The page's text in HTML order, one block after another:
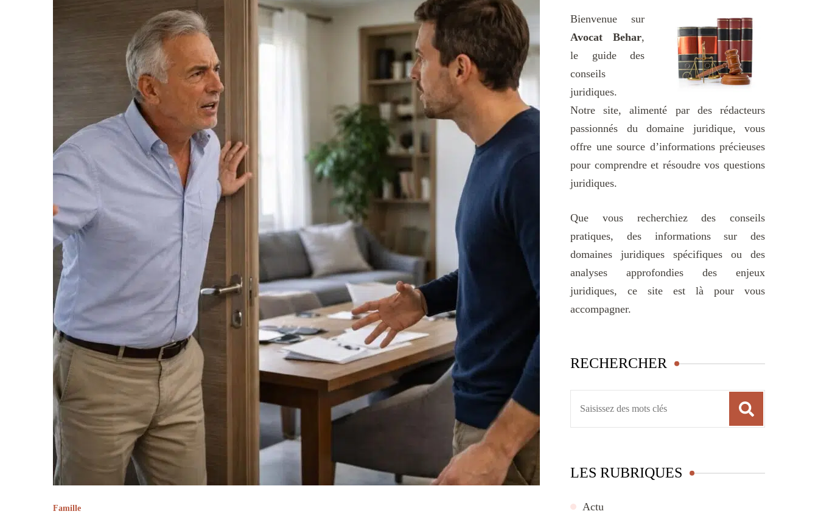
Famille
Bienvenue sur
Avocat Behar,
le guide des
conseils
juridiques.
Notre site, alimenté par des rédacteurs
passionnés du domaine juridique, vous
offre une source d’informations précieuses
pour comprendre et résoudre vos questions
juridiques.
Que vous recherchiez des conseils
pratiques, des informations sur des
domaines juridiques spécifiques ou des
analyses approfondies des enjeux
juridiques, ce site est là pour vous
accompagner.
RECHERCHER
LES RUBRIQUES
Actu